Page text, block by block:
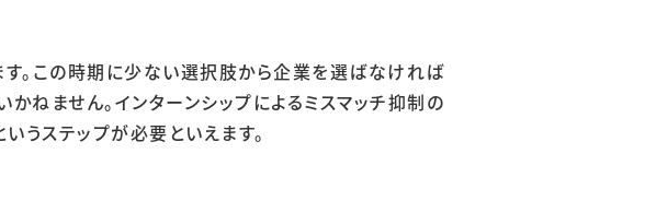
す。この時期に少ない選択肢から企業を選ばなければ
ねません。インターンシップによるミスマッチ抑制の
うステップが必要といえます。
方針
扱いについて